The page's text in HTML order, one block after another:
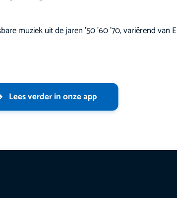
muziek uit de jaren '50 '60 '70, variërend van
Lees verder in onze app